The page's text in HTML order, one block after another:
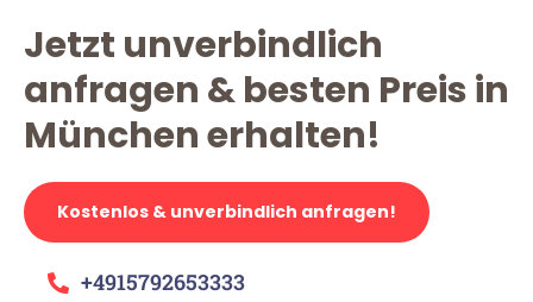
Jetzt unverbindlich
anfragen & besten Preis in
München erhalten!
Kostenlos & unverbindlich anfragen!
+4915792653333